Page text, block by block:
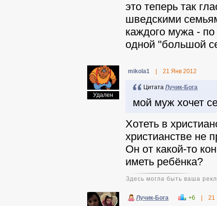
это теперь так
шведскими
каждого мужа - по
одной "большой
Удален
mikola1 21 Янв 2012
Цитата Лучик-Бога
мой муж хочет
Хотеть в
христианстве не
Он от какой-то
иметь ребёнка?
Здесь могла быть ваша
Лучик-Бога +6 21